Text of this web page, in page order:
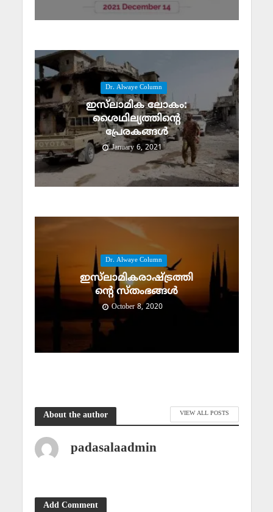
Dr. Alwaye Column
ഇസ്‌ലാമിക ലോകം:
ശൈഥില്യത്തിന്റെ
പ്രേരകങ്ങള്‍
January 6, 2021
Dr. Alwaye Column
ഇസ്‌ലാമികരാഷ്ട്രത്തി
ന്റെ സ്‌തംഭങ്ങള്‍
October 8, 2020
About the author VIEW ALL POSTS
padasalaadmin
Add Comment